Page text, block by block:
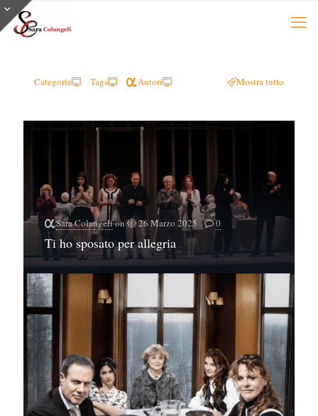
Categorie Tags Autori Mostra tutto
Sara Colangelion 26 Marzo 2025 0
Ti ho sposato per allegria